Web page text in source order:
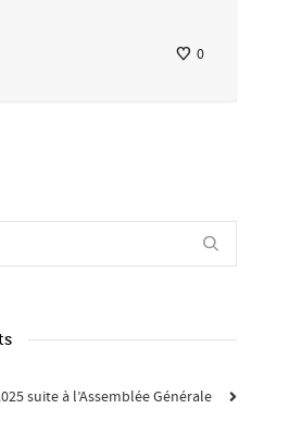
0
suite à l’Assemblée Générale